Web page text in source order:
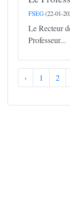
FSEG(22-01-
Le Recteur
Professeur...
‹ 1 2